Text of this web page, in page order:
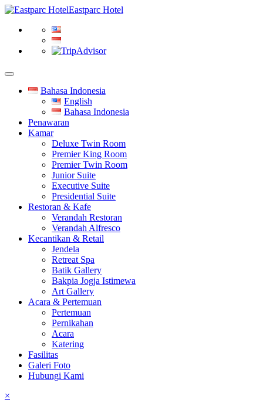
Eastparc Hotel
Bahasa Indonesia
English
Bahasa Indonesia
Penawaran
Kamar
Deluxe Twin Room
Premier King Room
Premier Twin Room
Junior Suite
Executive Suite
Presidential Suite
Restoran & Kafe
Verandah Restoran
Verandah Alfresco
Kecantikan & Retail
Jendela
Retreat Spa
Batik Gallery
Bakpia Jogja Istimewa
Art Gallery
Acara & Pertemuan
Pertemuan
Pernikahan
Acara
Katering
Fasilitas
Galeri Foto
Hubungi Kami
×